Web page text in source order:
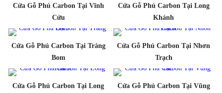
Cửa Gỗ Phủ Carbon Tại Vĩnh
Cửu
Cửa Gỗ Phủ Carbon Tại Long
Khánh
Cửa Gỗ Phủ Carbon Tại Trảng
Bom
Cửa Gỗ Phủ Carbon Tại Nhơn
Trạch
Cửa Gỗ Phủ Carbon Tại Long
Cửa Gỗ Phủ Carbon Tại Vũng